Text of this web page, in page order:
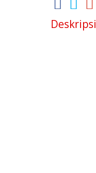
Deskripsi